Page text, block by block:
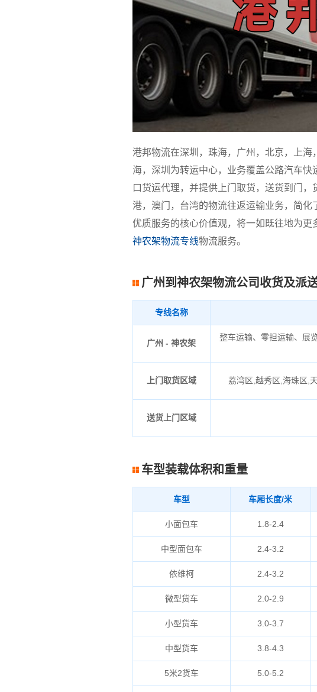
港邦物流在深圳，珠海，广州，北京，上
海，深圳为转运中心，业务覆盖公路汽车
口货运代理，并提供上门取货，送货到门
港，澳门，台湾的物流往返运输业务，简
优质服务的核心价值观，将一如既往地为更
神农架物流专线物流服务。
广州到神农架物流公司收货及派送
专线名称
广州 - 神农架
整车运输、零担运输、展
上门取货区域 荔湾区,越秀区,海珠区,
送货上门区域
车型装载体积和重量
车型 车厢长度/米
小面包车 1.8-2.4
中型面包车 2.4-3.2
依维柯 2.4-3.2
微型货车 2.0-2.9
小型货车 3.0-3.7
中型货车 3.8-4.3
5米2货车 5.0-5.2